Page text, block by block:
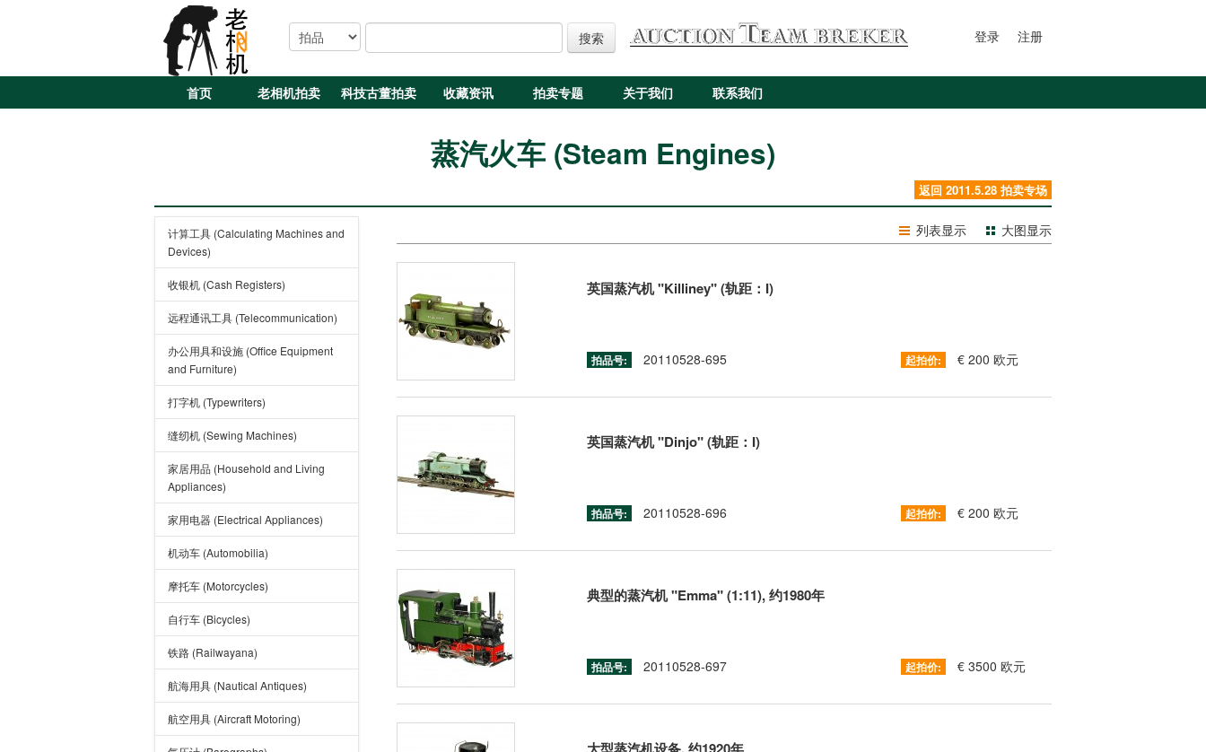
搜索 登录 注册
首页 老相机拍卖 科技古董拍卖 收藏资讯 拍卖专题 关于我们 联系我们
蒸汽火车 (Steam Engines)
返回 2011.5.28 拍卖专场
计算工具 (Calculating Machines and
Devices)
收银机 (Cash Registers)
远程通讯工具 (Telecommunication)
办公用具和设施 (Office Equipment
and Furniture)
打字机 (Typewriters)
缝纫机 (Sewing Machines)
家居用品 (Household and Living
Appliances)
家用电器 (Electrical Appliances)
机动车 (Automobilia)
摩托车 (Motorcycles)
自行车 (Bicycles)
铁路 (Railwayana)
航海用具 (Nautical Antiques)
航空用具 (Aircraft Motoring)
列表显示 大图显示
英国蒸汽机 "Killiney" (轨距：I)
拍品号: 20110528-695 起拍价: € 200 欧元
英国蒸汽机 "Dinjo" (轨距：I)
拍品号: 20110528-696 起拍价: € 200 欧元
典型的蒸汽机 "Emma" (1:11), 约1980年
拍品号: 20110528-697 起拍价: € 3500 欧元